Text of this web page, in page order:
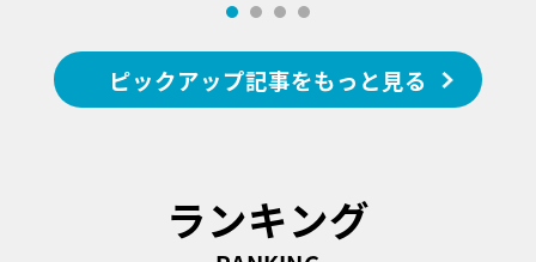
ピックアップ記事をもっと見る
ランキング